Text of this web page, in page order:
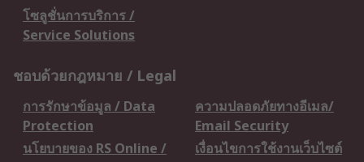
โซลูชั่นการบริการ /
Service Solutions
ชอบด้วยกฎหมาย / Legal
การรักษาข้อมูล / Data
Protection
ความปลอดภัยทางอีเมล/
Email Security
นโยบายของ RS Online /
เงื่อนไขการใช้งานเว็บไซต์